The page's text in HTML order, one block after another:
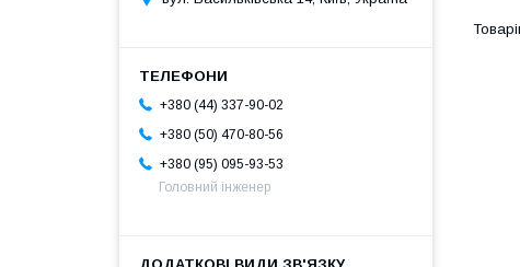
+380 (44) 337-90-02
+380 (50) 470-80-56
+380 (95) 095-93-53
Головний інженер